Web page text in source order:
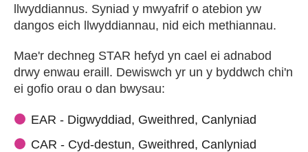
llwyddiannus. Syniad y mwyafrif o atebion yw
dangos eich llwyddiannau, nid eich methiannau.
Mae'r dechneg STAR hefyd yn cael ei adnabod
drwy enwau eraill. Dewiswch yr un y byddwch chi'n
ei gofio orau o dan bwysau:
EAR - Digwyddiad, Gweithred, Canlyniad
CAR - Cyd-destun, Gweithred, Canlyniad